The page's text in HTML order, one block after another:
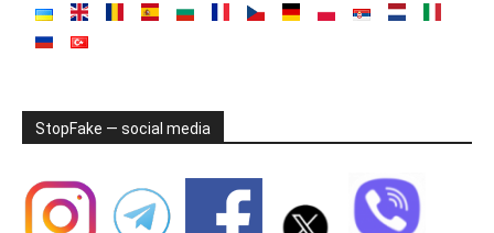
StopFake — social media